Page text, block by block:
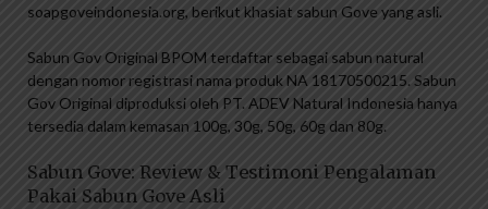
soapgoveindonesia.org, berikut khasiat sabun Gove yang asli.
Sabun Gov Original BPOM terdaftar sebagai sabun natural
dengan nomor registrasi nama produk NA 18170500215. Sabun
Gov Original diproduksi oleh PT. ADEV Natural Indonesia hanya
tersedia dalam kemasan 100g, 30g, 50g, 60g dan 80g.
Sabun Gove: Review & Testimoni Pengalaman
Pakai Sabun Gove Asli